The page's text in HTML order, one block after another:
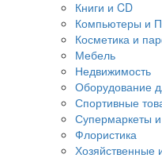
Книги и CD
Компьютеры и
Косметика и
Мебель
Недвижимость
Оборудование
Спортивные
Супермаркеты
Флористика
Хозяйственные